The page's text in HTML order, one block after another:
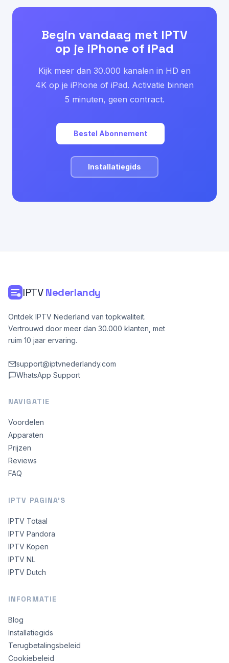
Begin vandaag met IPTV
op je iPhone of iPad
Kijk meer dan 30.000 kanalen in HD en
4K op je iPhone of iPad. Activatie binnen
5 minuten, geen contract.
Bestel Abonnement
Installatiegids
IPTVNederlandy
Ontdek IPTV Nederland van topkwaliteit.
Vertrouwd door meer dan 30.000 klanten, met
ruim 10 jaar ervaring.
support@iptvnederlandy.com
WhatsApp Support
NAVIGATIE
Voordelen
Apparaten
Prijzen
Reviews
FAQ
IPTV PAGINA'S
IPTV Totaal
IPTV Pandora
IPTV Kopen
IPTV NL
IPTV Dutch
INFORMATIE
Blog
Installatiegids
Terugbetalingsbeleid
Cookiebeleid